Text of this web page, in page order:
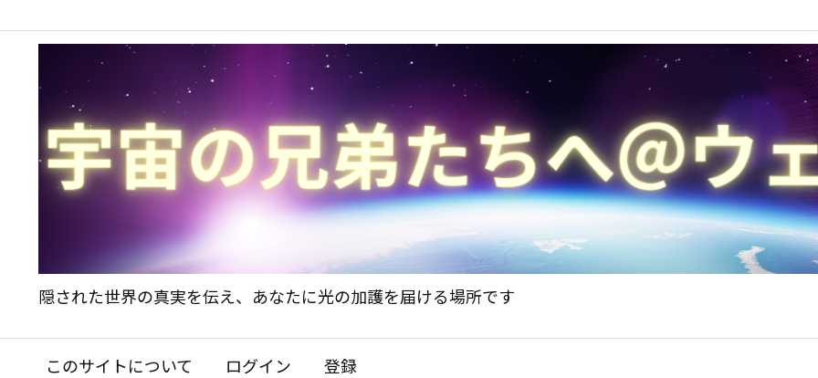
隠された世界の真実を伝え、あなたに光の加護を届ける場所です
このサイトについて ログイン 登録